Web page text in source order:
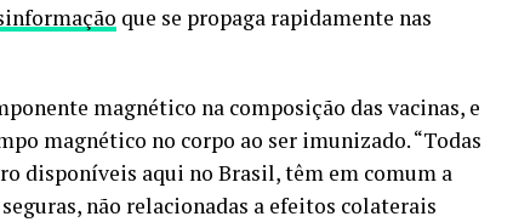
que se propaga rapidamente nas
magnético na composição das vacinas, e
magnético no corpo ao ser imunizado. “Todas
disponíveis aqui no Brasil, têm em comum a
não relacionadas a efeitos colaterais